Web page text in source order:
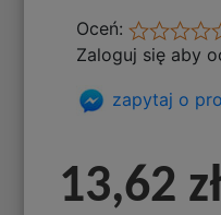
Oceń:
Zaloguj się aby
zapytaj o
13,62